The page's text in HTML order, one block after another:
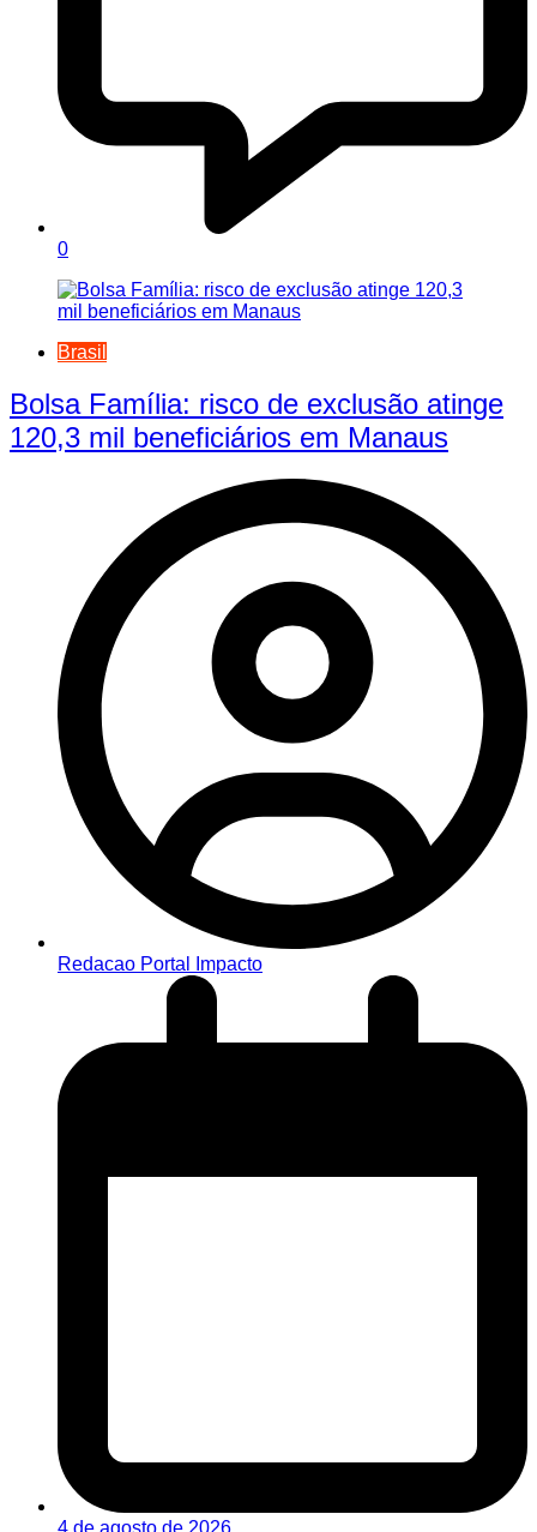
0
Brasil
Bolsa Família: risco de exclusão atinge
120,3 mil beneficiários em Manaus
Redacao Portal Impacto
4 de agosto de 2026